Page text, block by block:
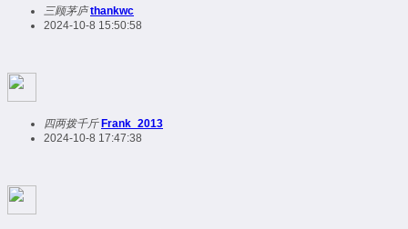
三顾茅庐 thankwc
2024-10-8 15:50:58
四两拨千斤 Frank_2013
2024-10-8 17:47:38